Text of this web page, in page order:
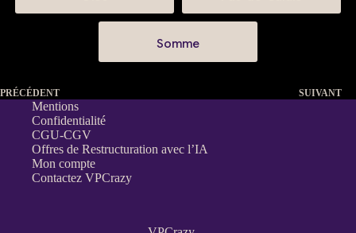
Somme
PRÉCÉDENT SUIVANT
Mentions
Confidentialité
CGU-CGV
Offres de Restructuration avec l’IA
Mon compte
Contactez VPCrazy